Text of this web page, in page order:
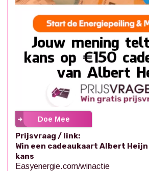
Doe Mee
Prijsvraag / link:
Win een cadeaukaart Albert
kans
Easyenergie.com/winactie